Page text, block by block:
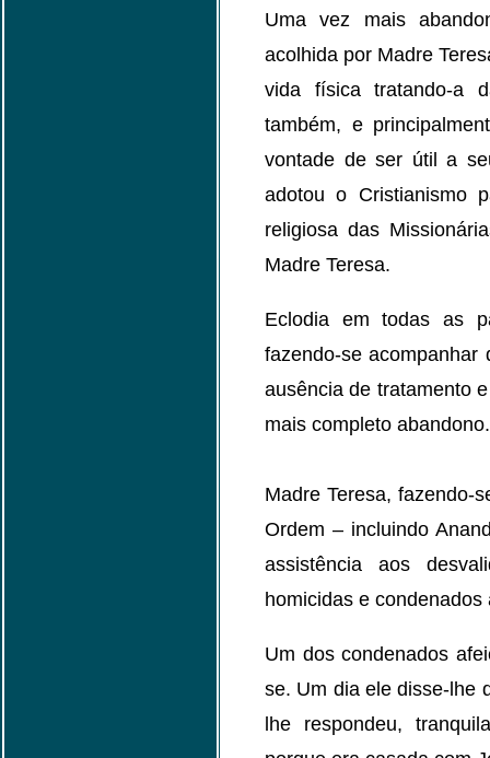
Uma vez mais
acolhida por Madre
vida física tratando-a
também, e
vontade de ser útil a
adotou o Cristianismo
religiosa das
Madre Teresa.
Eclodia em todas as
fazendo-se acompanhar
ausência de tratamento
mais completo abandono.
Madre Teresa, fazendo-
Ordem – incluindo
assistência aos
homicidas e
Um dos condenados
se. Um dia ele disse-lhe
lhe respondeu,